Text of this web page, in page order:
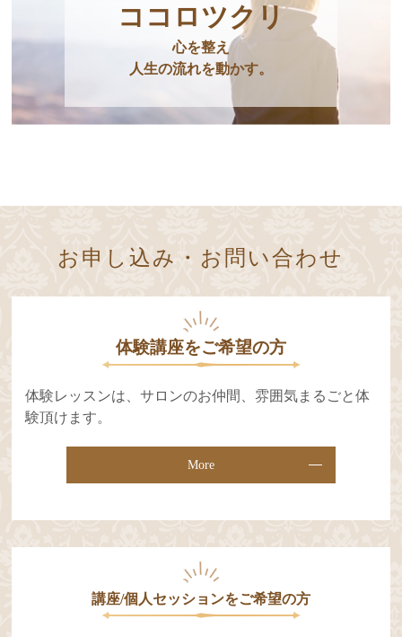
ココロツクリ
心を整え
人生の流れを動かす。
お申し込み・お問い合わせ
体験講座をご希望の⽅
体験レッスンは、サロンのお仲間、雰囲気まるごと体
験頂けます。
More
講座/個人セッションをご希望の⽅